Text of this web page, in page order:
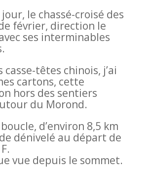
le chassé-croisé des
février, direction le
ses interminables
casse-têtes chinois, j’ai
cartons, cette
hors des sentiers
du Morond.
d’environ 8,5 km
dénivelé au départ de
vue depuis le sommet.